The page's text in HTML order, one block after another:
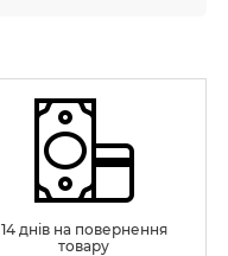
14 днів на повернення
товару